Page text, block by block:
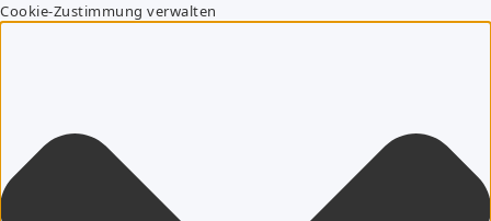
Cookie-Zustimmung verwalten